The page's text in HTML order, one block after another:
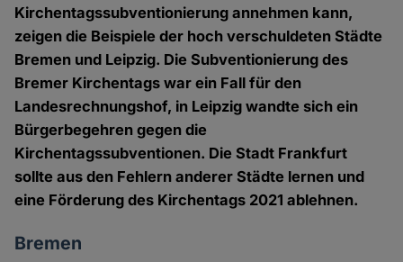
Kirchentagssubventionierung annehmen kann,
zeigen die Beispiele der hoch verschuldeten Städte
Bremen und Leipzig. Die Subventionierung des
Bremer Kirchentags war ein Fall für den
Landesrechnungshof, in Leipzig wandte sich ein
Bürgerbegehren gegen die
Kirchentagssubventionen. Die Stadt Frankfurt
sollte aus den Fehlern anderer Städte lernen und
eine Förderung des Kirchentags 2021 ablehnen.
Bremen